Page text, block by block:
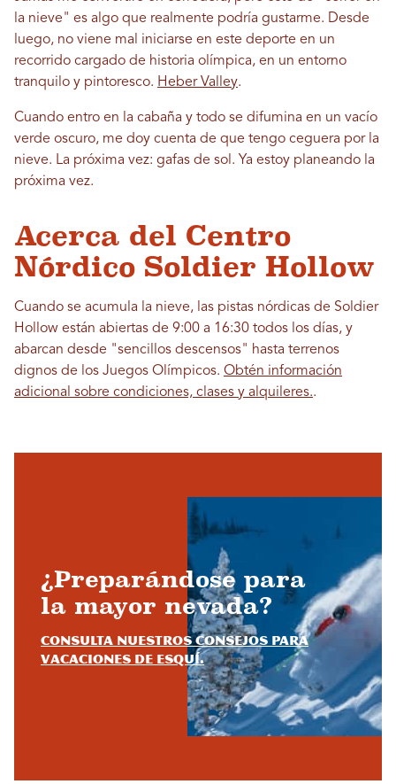
la nieve" es algo que realmente podría gustarme. Desde
luego, no viene mal iniciarse en este deporte en un
recorrido cargado de historia olímpica, en un entorno
tranquilo y pintoresco. Heber Valley.
Cuando entro en la cabaña y todo se difumina en un vacío
verde oscuro, me doy cuenta de que tengo ceguera por la
nieve. La próxima vez: gafas de sol. Ya estoy planeando la
próxima vez.
Acerca del Centro
Nórdico Soldier Hollow
Cuando se acumula la nieve, las pistas nórdicas de Soldier
Hollow están abiertas de 9:00 a 16:30 todos los días, y
abarcan desde "sencillos descensos" hasta terrenos
dignos de los Juegos Olímpicos. Obtén información
adicional sobre condiciones, clases y alquileres..
¿Preparándose para
la mayor nevada?
Consulta nuestros consejos para
vacaciones de esquí.